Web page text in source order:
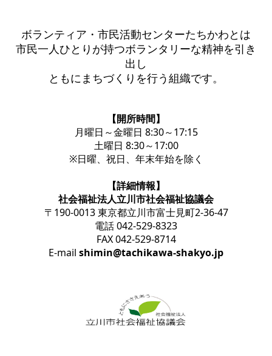
ボランティア・市民活動センターたちかわとは
市民一人ひとりが持つボランタリーな精神を引き
出し
ともにまちづくりを行う組織です。
【開所時間】
月曜日～金曜日 8:30～17:15
土曜日 8:30～17:00
※日曜、祝日、年末年始を除く
【詳細情報】
社会福祉法人立川市社会福祉協議会
〒190-0013 東京都立川市富士見町2-36-47
電話 042-529-8323
FAX 042-529-8714
E-mail shimin@tachikawa-shakyo.jp